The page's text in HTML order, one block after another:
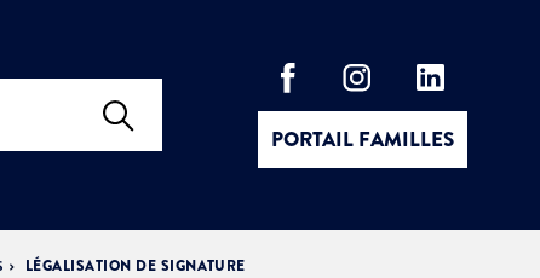
PORTAIL FAMILLES
LÉGALISATION DE SIGNATURE